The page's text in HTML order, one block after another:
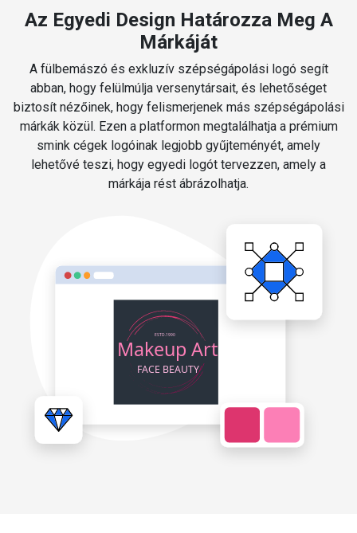
Az Egyedi Design Határozza Meg A
Márkáját
A fülbemászó és exkluzív szépségápolási logó segít
abban, hogy felülmúlja versenytársait, és lehetőséget
biztosít nézőinek, hogy felismerjenek más szépségápolási
márkák közül. Ezen a platformon megtalálhatja a prémium
smink cégek logóinak legjobb gyűjteményét, amely
lehetővé teszi, hogy egyedi logót tervezzen, amely a
márkája rést ábrázolhatja.